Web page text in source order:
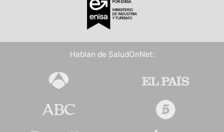
Hablan de SaludOnNet: